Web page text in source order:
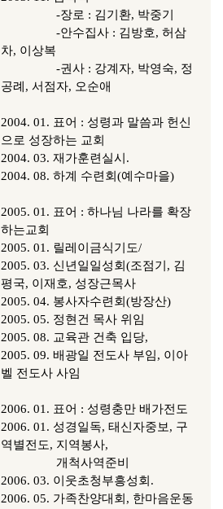
-장로 : 김기환, 박중기
-안수집사 : 김방호, 허삼
차, 이상복
-권사 : 강계자, 박영숙, 정
공례, 서점자, 오순애
2004. 01. 표어 : 성령과 말씀과 헌신
으로 성장하는 교회
2004. 03. 재가훈련실시.
2004. 08. 하계 수련회(예수마을)
2005. 01. 표어 : 하나님 나라를 확장
하는교회
2005. 01. 릴레이금식기도/
2005. 03. 신년일일성회(조점기, 김
평국, 이재호, 성장근목사
2005. 04. 봉사자수련회(방장산)
2005. 05. 정현건 목사 위임
2005. 08. 교육관 건축 입당,
2005. 09. 배광일 전도사 부임, 이아
벨 전도사 사임
2006. 01. 표어 : 성령충만 배가전도
2006. 01. 성경일독, 태신자중보, 구
역별전도, 지역봉사,
개척사역준비
2006. 03. 이웃초청부흥성회.
2006. 05. 가족찬양대회, 한마음운동